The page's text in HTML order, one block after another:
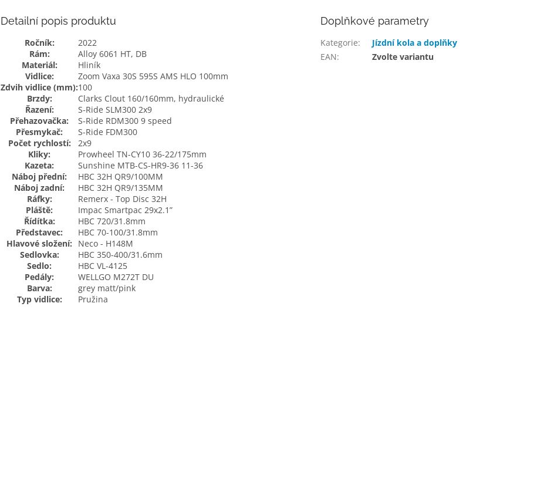
Detailní popis produktu
Ročník:
2022
Rám:
Alloy 6061 HT, DB
Materiál:
Hliník
Vidlice:
Zoom Vaxa 30S 595S AMS HLO 100mm
Zdvih vidlice (mm):100
Brzdy:
Clarks Clout 160/160mm, hydraulické
Řazení:
S-Ride SLM300 2x9
Přehazovačka:
S-Ride RDM300 9 speed
Přesmykač:
S-Ride FDM300
Počet rychlostí:
2x9
Kliky:
Prowheel TN-CY10 36-22/175mm
Kazeta:
Sunshine MTB-CS-HR9-36 11-36
Náboj přední:
HBC 32H QR9/100MM
Náboj zadní:
HBC 32H QR9/135MM
Ráfky:
Remerx - Top Disc 32H
Pláště:
Impac Smartpac 29x2.1”
Řídítka:
HBC 720/31.8mm
Představec:
HBC 70-100/31.8mm
Hlavové složení:
Neco - H148M
Sedlovka:
HBC 350-400/31.6mm
Sedlo:
HBC VL-4125
Pedály:
WELLGO M272T DU
Barva:
grey matt/pink
Typ vidlice:
Pružina
Doplňkové parametry
Kategorie:
Jízdní kola a doplňky
EAN: Zvolte variantu